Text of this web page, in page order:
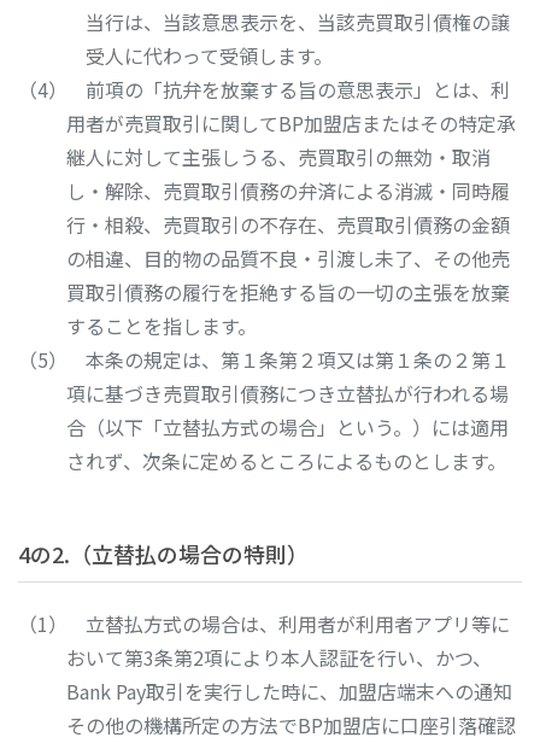
当行は、当該意思表示を、当該売買取引債権の譲
受人に代わって受領します。
前項の「抗弁を放棄する旨の意思表示」とは、利
用者が売買取引に関してBP加盟店またはその特定承
継人に対して主張しうる、売買取引の無効・取消
し・解除、売買取引債務の弁済による消滅・同時履
行・相殺、売買取引の不存在、売買取引債務の金額
の相違、目的物の品質不良・引渡し未了、その他売
買取引債務の履行を拒絶する旨の一切の主張を放棄
することを指します。
本条の規定は、第１条第２項又は第１条の２第１
項に基づき売買取引債務につき立替払が行われる場
合（以下「立替払方式の場合」という。）には適用
されず、次条に定めるところによるものとします。
4の2.（立替払の場合の特則）
立替払方式の場合は、利用者が利用者アプリ等に
おいて第3条第2項により本人認証を行い、かつ、
Bank Pay取引を実行した時に、加盟店端末への通知
その他の機構所定の方法でBP加盟店に口座引落確認